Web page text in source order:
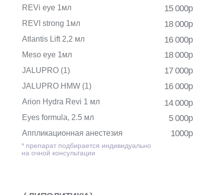
15 000р
18 000р
16 000р
5 000р
14 000р
16 000р
17 000р
18 000р
1000р
* препарат подбирается индивидуально
на очной консультации
REVi eye 1мл
REVI strong 1мл
Atlantis Lift 2,2 мл
Meso eye 1мл
JALUPRO (1)
JALUPRO HMW (1)
Arion Hydra Revi 1 мл
Eyes formula, 2.5 мл
Аппликационная анестезия